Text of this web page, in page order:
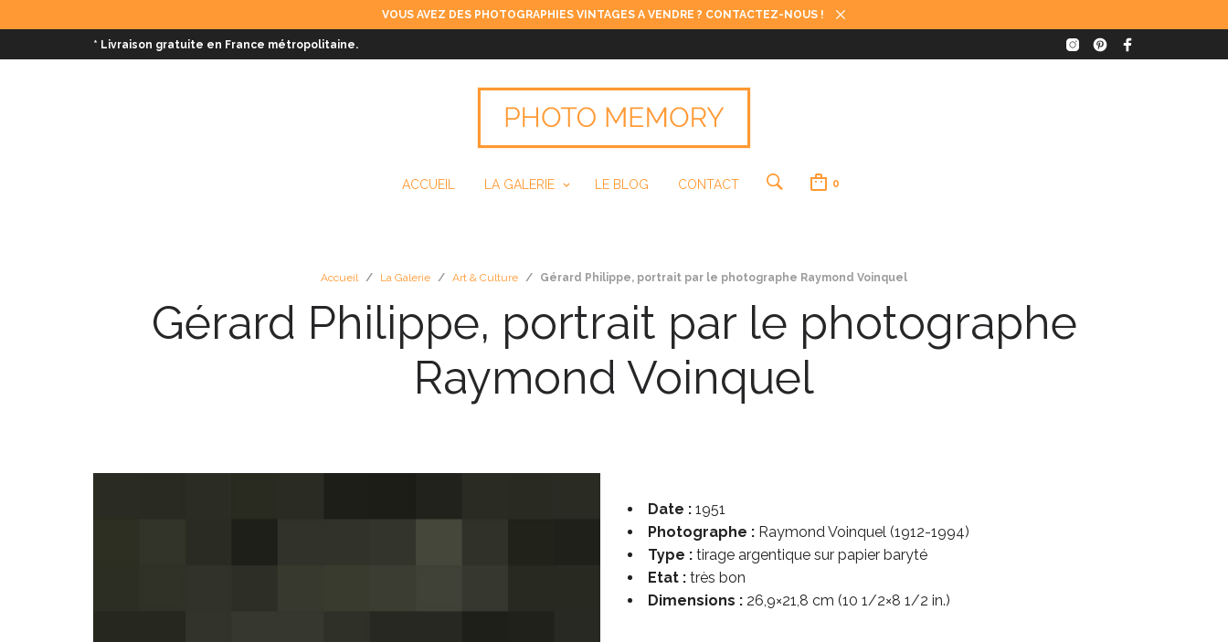
VOUS AVEZ DES PHOTOGRAPHIES VINTAGES A VENDRE ? CONTACTEZ-NOUS !
* Livraison gratuite en France métropolitaine.
ACCUEIL LA GALERIE LE BLOG CONTACT 0
Accueil / La Galerie / Art & Culture / Gérard Philippe, portrait par le photographe Raymond Voinquel
Gérard Philippe, portrait par le photographe
Raymond Voinquel
Date : 1951
Photographe : Raymond Voinquel (1912-1994)
Type : tirage argentique sur papier baryté
Etat : très bon
Dimensions : 26,9×21,8 cm (10 1/2×8 1/2 in.)